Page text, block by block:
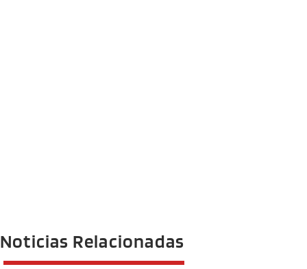
Noticias Relacionadas